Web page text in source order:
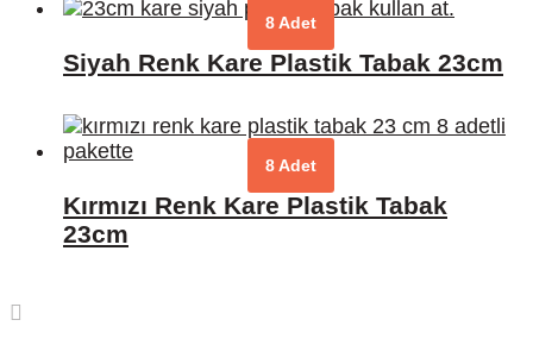
8 Adet
Siyah Renk Kare Plastik Tabak 23cm
8 Adet
Kırmızı Renk Kare Plastik Tabak
23cm